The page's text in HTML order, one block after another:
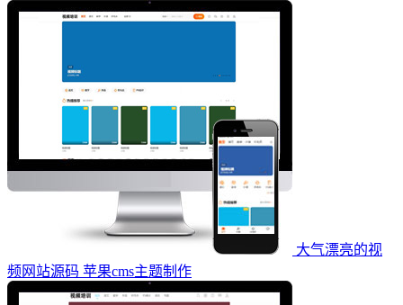
大气漂亮的视
频网站源码 苹果cms主题制作